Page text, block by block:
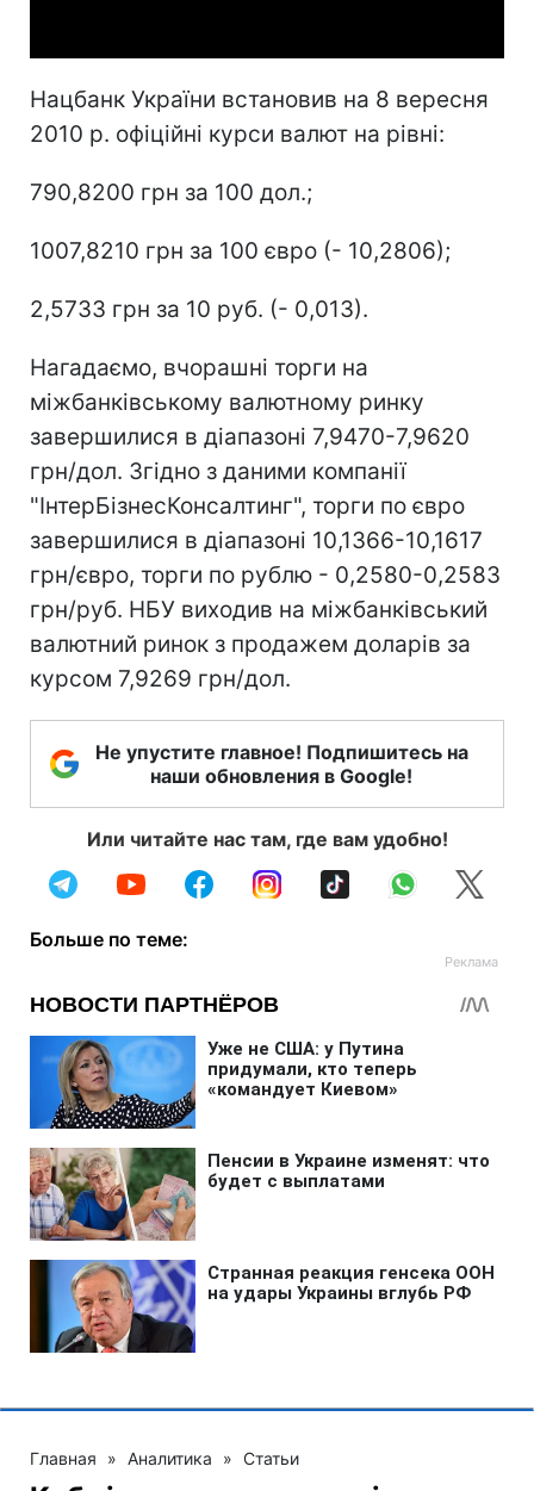
Нацбанк України встановив на 8 вересня
2010 р. офіційні курси валют на рівні:
790,8200 грн за 100 дол.;
1007,8210 грн за 100 євро (- 10,2806);
2,5733 грн за 10 руб. (- 0,013).
Нагадаємо, вчорашні торги на
міжбанківському валютному ринку
завершилися в діапазоні 7,9470-7,9620
грн/дол. Згідно з даними компанії
"ІнтерБізнесКонсалтинг", торги по євро
завершилися в діапазоні 10,1366-10,1617
грн/євро, торги по рублю - 0,2580-0,2583
грн/руб. НБУ виходив на міжбанківський
валютний ринок з продажем доларів за
курсом 7,9269 грн/дол.
Не упустите главное! Подпишитесь на
наши обновления в Google!
Или читайте нас там, где вам удобно!
Больше по теме:
Главная » Аналитика » Статьи